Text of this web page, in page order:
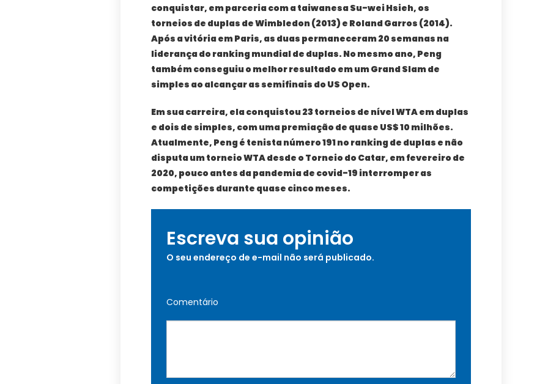
conquistar, em parceria com a taiwanesa Su-wei Hsieh, os
torneios de duplas de Wimbledon (2013) e Roland Garros (2014).
Após a vitória em Paris, as duas permaneceram 20 semanas na
liderança do ranking mundial de duplas. No mesmo ano, Peng
também conseguiu o melhor resultado em um Grand Slam de
simples ao alcançar as semifinais do US Open.
Em sua carreira, ela conquistou 23 torneios de nível WTA em duplas
e dois de simples, com uma premiação de quase US$ 10 milhões.
Atualmente, Peng é tenista número 191 no ranking de duplas e não
disputa um torneio WTA desde o Torneio do Catar, em fevereiro de
2020, pouco antes da pandemia de covid-19 interromper as
competições durante quase cinco meses.
Escreva sua opinião
O seu endereço de e-mail não será publicado.
Comentário